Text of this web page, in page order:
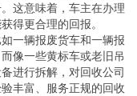
这意味着，车主在办理
得更合理的回报。
一辆报废货车和一辆报
像一些黄标车或老旧吊
进行拆解，对回收公司
丰富、服务正规的回收